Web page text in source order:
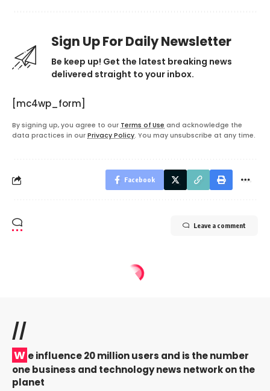
Sign Up For Daily Newsletter
Be keep up! Get the latest breaking news
delivered straight to your inbox.
[mc4wp_form]
By signing up, you agree to our Terms of Use and acknowledge the
data practices in our Privacy Policy. You may unsubscribe at any time.
Facebook
Leave a comment
//
W e influence 20 million users and is the number
one business and technology news network on the
planet